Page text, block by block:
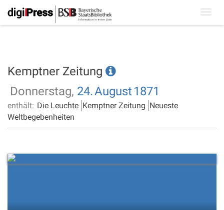
Kemptner Zeitung
Donnerstag, 24.August 1871
enthält: Die Leuchte Kemptner Zeitung Neueste
Weltbegebenheiten